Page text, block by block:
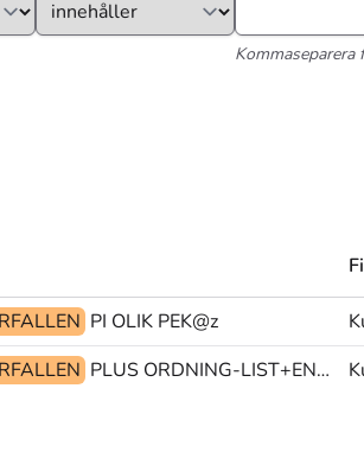
PI OLIK PEK@z
PLUS ORDNING-LIST+EN ORDNING-LIST+TVÅ